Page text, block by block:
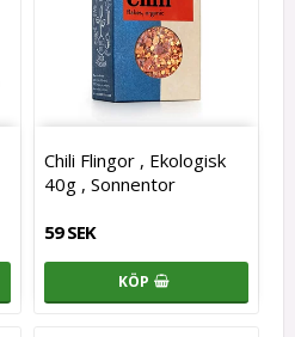
Chili Flingor , Ekologisk
40g , Sonnentor
59 SEK
KÖP